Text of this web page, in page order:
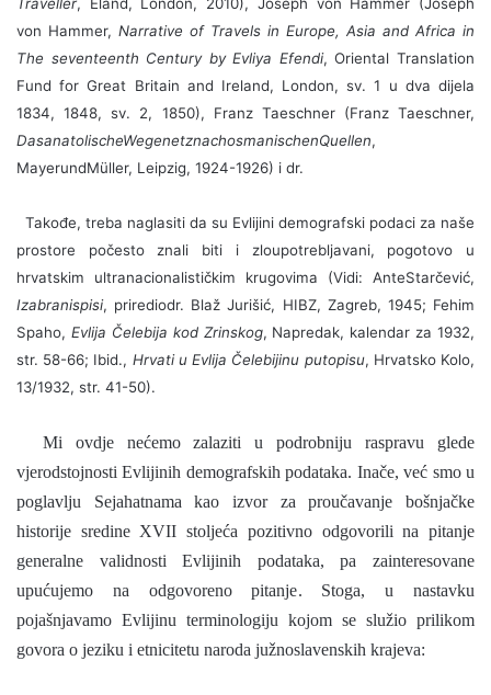
von Hammer, Narrative of Travels in Europe, Asia and Africa in
The seventeenth Century by Evliya Efendi, Oriental Translation
Fund for Great Britain and Ireland, London, sv. 1 u dva dijela
1834, 1848, sv. 2, 1850), Franz Taeschner (Franz Taeschner,
DasanatolischeWegenetznachosmanischenQuellen,
MayerundMuller, Leipzig, 1924-1926) i dr.
Takođe, treba naglasiti da su Evlijini demografski podaci za naše
prostore počesto znali biti i zloupotrebljavani, pogotovo u
hrvatskim ultranacionalističkim krugovima (Vidi: AnteStarčević,
Izabranispisi, prirediodr. BlažJurišić, HIBZ, Zagreb, 1945; Fehim
Spaho, Evlija Čelebija kod Zrinskog, Napredak, kalendar za 1932,
str. 58-66; Ibid., Hrvati u Evlija Čelebijinu putopisu, Hrvatsko Kolo,
13/1932, str. 41-50).
Mi ovdje nećemo zalaziti u podrobniju raspravu glede
vjerodstojnosti Evlijinih demografskih podataka. Inače, već smo u
poglavlju Sejahatnama kao izvor za proučavanje bošnjačke
historije sredine XVII stoljeća pozitivno odgovorili na pitanje
generalne validnosti Evlijinih podataka, pa zainteresovane
upućujemo na odgovoreno pitanje. Stoga, u nastavku
pojašnjavamo Evlijinu terminologiju kojom se služio prilikom
govora o jeziku i etnicitetu naroda južnoslavenskih krajeva: